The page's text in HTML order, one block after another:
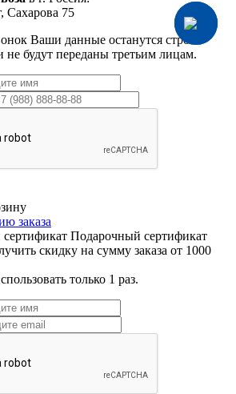
Сахарова 75
Ваши данные останутся строго
будут переданы третьим лицам.
заказа
сертификат Подарочный сертификат
скидку на сумму заказа от 1000
только 1 раз.